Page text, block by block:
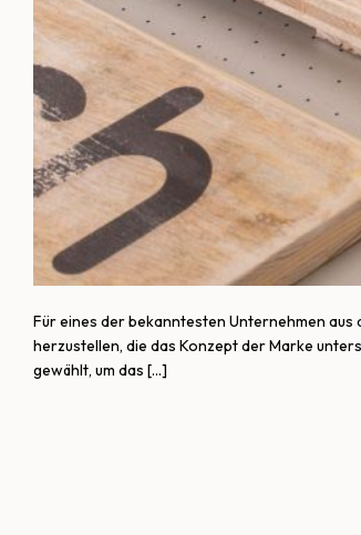
Für eines der bekanntesten Unternehmen
herzustellen, die das Konzept der Marke
gewählt, um das […]